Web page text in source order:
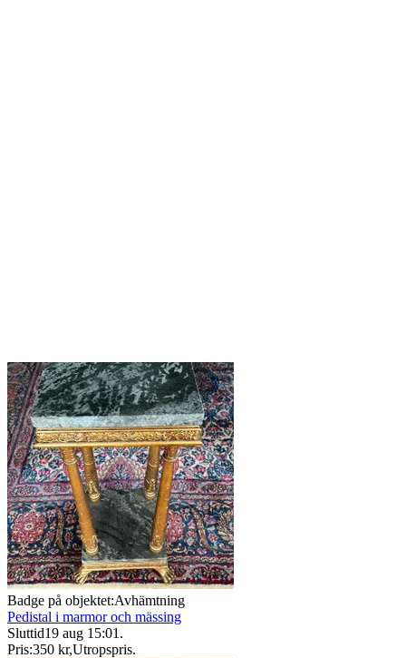
Badge på objektet:Avhämtning
Pedistal i marmor och mässing
Sluttid19 aug 15:01 .
Pris:350 kr,Utropspris.